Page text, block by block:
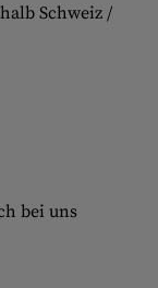
Schweiz /
bei uns